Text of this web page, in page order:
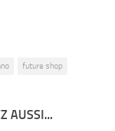
future shop
AUSSI...